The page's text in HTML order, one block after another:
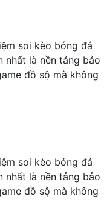
soi kèo bóng đá
nhất là nền tảng bảo
đồ sộ mà không
soi kèo bóng đá
nhất là nền tảng bảo
đồ sộ mà không